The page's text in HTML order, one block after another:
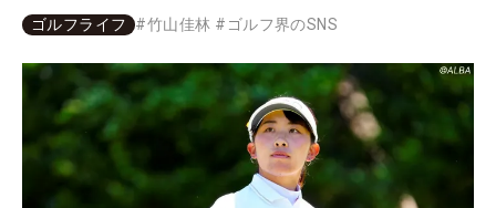
ゴルフライフ #竹山佳林 # ゴルフ界のSNS